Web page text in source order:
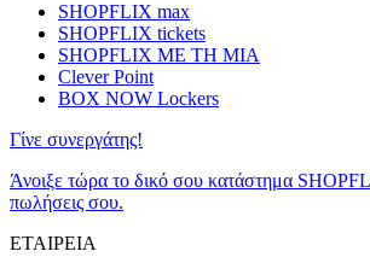
SHOPFLIX max
SHOPFLIX tickets
SHOPFLIX ΜΕ ΤΗ ΜΙΑ
Clever Point
BOX NOW Lockers
Γίνε συνεργάτης!
Άνοιξε τώρα το δικό σου κατάστημα
πωλήσεις σου.
ΕΤΑΙΡΕΙΑ